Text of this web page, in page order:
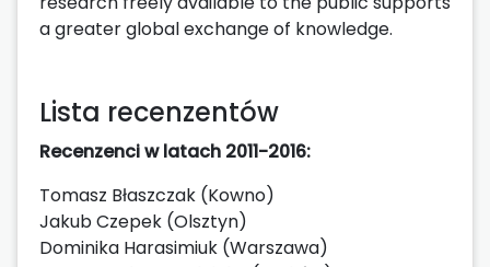
a greater global exchange of knowledge.
Lista recenzentów
Recenzenci w latach 2011-2016:
Tomasz Błaszczak (Kowno)
Jakub Czepek (Olsztyn)
Dominika Harasimiuk (Warszawa)